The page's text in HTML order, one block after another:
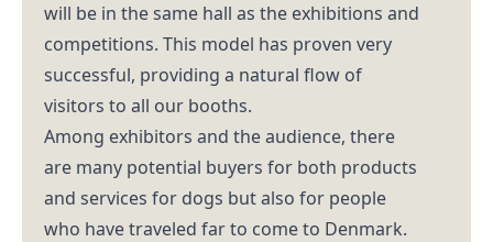
will be in the same hall as the exhibitions and
competitions. This model has proven very
successful, providing a natural flow of
visitors to all our booths.
Among exhibitors and the audience, there
are many potential buyers for both products
and services for dogs but also for people
who have traveled far to come to Denmark.